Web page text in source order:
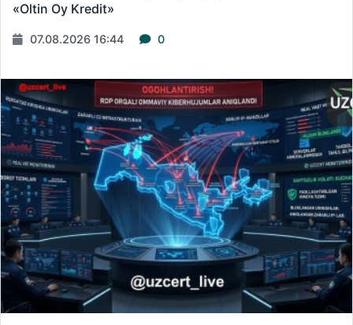
«Oltin Oy Kredit»
07.08.2026 16:44 0